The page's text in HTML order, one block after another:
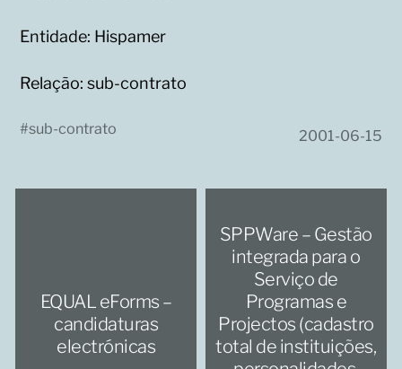
Entidade: Hispamer
Relação: sub-contrato
#sub-contrato 2001-06-15
EQUAL eForms –
candidaturas
electrónicas
SPPWare – Gestão
integrada para o
Serviço de
Programas e
Projectos (cadastro
total de instituições,